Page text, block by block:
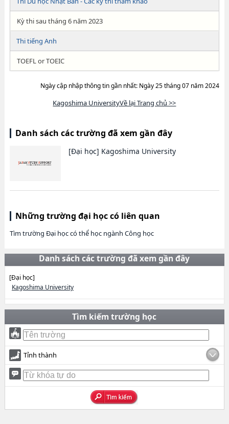
Kỳ thi sau tháng 6 năm 2023
Thi tiếng Anh
TOEFL or TOEIC
Ngày cập nhập thông tin gần nhất: Ngày 25 tháng 07 năm 2024
Kagoshima UniversityVề lại Trang chủ >>
Danh sách các trường đã xem gần đây
[Đại học] Kagoshima University
Những trường đại học có liên quan
Tìm trường Đại học có thể học ngành Công học
Danh sách các trường đã xem gần đây
[Đại học]
Kagoshima University
Tìm kiếm trường học
Tỉnh thành